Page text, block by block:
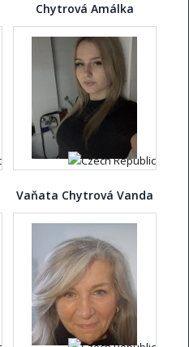
Chytrová Amálka
Vaňata Chytrová Vanda